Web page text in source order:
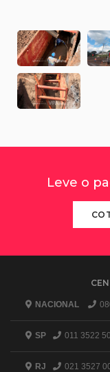
Leve o
NACIONAL
SP 011 3522
RJ 021 3527